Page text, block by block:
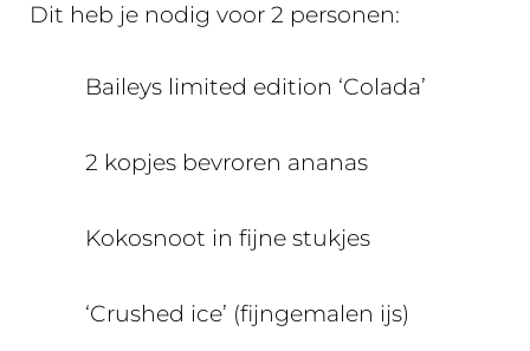
Dit heb je nodig voor 2 personen:
Baileys limited edition ‘Colada’
2 kopjes bevroren ananas
Kokosnoot in fijne stukjes
‘Crushed ice’ (fijngemalen ijs)